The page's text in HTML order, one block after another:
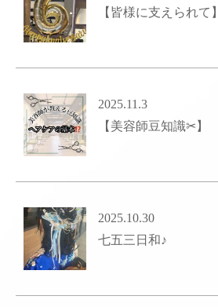
【皆様に支えられて】
2025.11.3
【美容師豆知識✂︎】
2025.10.30
七五三日和♪